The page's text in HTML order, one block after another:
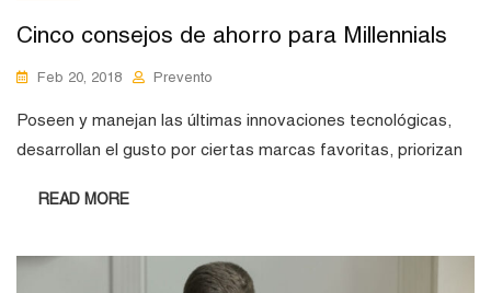
Cinco consejos de ahorro para Millennials
Feb 20, 2018 Prevento
Poseen y manejan las últimas innovaciones tecnológicas,
desarrollan el gusto por ciertas marcas favoritas, priorizan
READ MORE